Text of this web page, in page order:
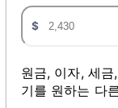
$
원금, 이자, 세
기를 원하는 다